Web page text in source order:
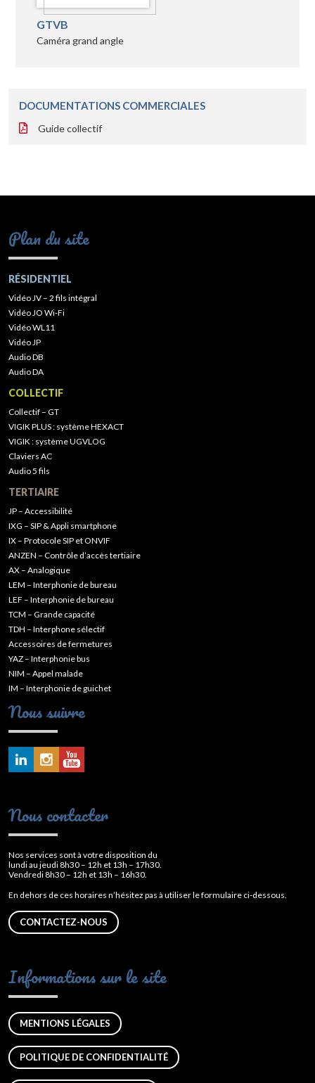
GTVB
Caméra grand angle
DOCUMENTATIONS COMMERCIALES
Guide collectif
Plan du site
RÉSIDENTIEL
Vidéo JV – 2 fils intégral
Vidéo JO Wi-Fi
Vidéo WL11
Vidéo JP
Audio DB
Audio DA
COLLECTIF
Collectif – GT
VIGIK PLUS : système HEXACT
VIGIK : système UGVLOG
Claviers AC
Audio 5 fils
TERTIAIRE
JP – Accessibilité
IXG – SIP & Appli smartphone
IX – Protocole SIP et ONVIF
ANZEN – Contrôle d’accès tertiaire
AX – Analogique
LEM – Interphonie de bureau
LEF – Interphonie de bureau
TCM – Grande capacité
TDH – Interphone sélectif
Accessoires de fermetures
YAZ – Interphonie bus
NIM – Appel malade
IM – Interphonie de guichet
Nous suivre
Nous contacter
Nos services sont à votre disposition du
lundi au jeudi 8h30 – 12h et 13h – 17h30.
Vendredi 8h30 – 12h et 13h – 16h30.
En dehors de ces horaires n’hésitez pas à utiliser le formulaire ci-dessous.
CONTACTEZ-NOUS
Informations sur le site
MENTIONS LÉGALES
POLITIQUE DE CONFIDENTIALITÉ